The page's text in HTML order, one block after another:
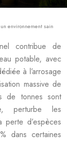
environnement sain
contribue de
potable, avec
à l’arrosage
massive de
de tonnes sont
perturbe les
perte d’espèces
dans certaines